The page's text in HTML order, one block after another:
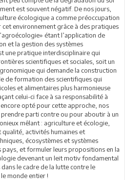
est souvent négatif. De nos jours,
écologique a comme préoccupation
environnement grâce à des pratiques
étant l’application de
et la gestion des systèmes
une pratique interdisciplinaire qui
scientifiques et sociales, soit un
qui demande la construction
de formation des scientifiques qui
et alimentaires plus harmonieuse
celui-ci face à sa responsabilité à
opté pour cette approche, nos
parti contre ou pour aboutir à un
mêlant : agriculture et écologie,
activités humaines et
écosystèmes et systèmes
pays, et formuler leurs propositions en la
devenant un leit motiv fondamental
le cadre de la lutte contre le
monde entier !